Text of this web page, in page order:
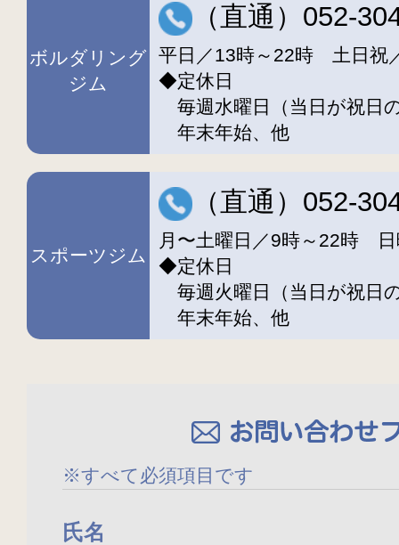
ボルダリング
ジム
（直通）052-
平日／13時～22時 土日祝
◆定休日
毎週水曜日（当日が祝日
年末年始、他
スポーツジム
（直通）052-
月〜土曜日／9時～22時
◆定休日
毎週火曜日（当日が祝日
年末年始、他
※すべて必須項目です
氏名